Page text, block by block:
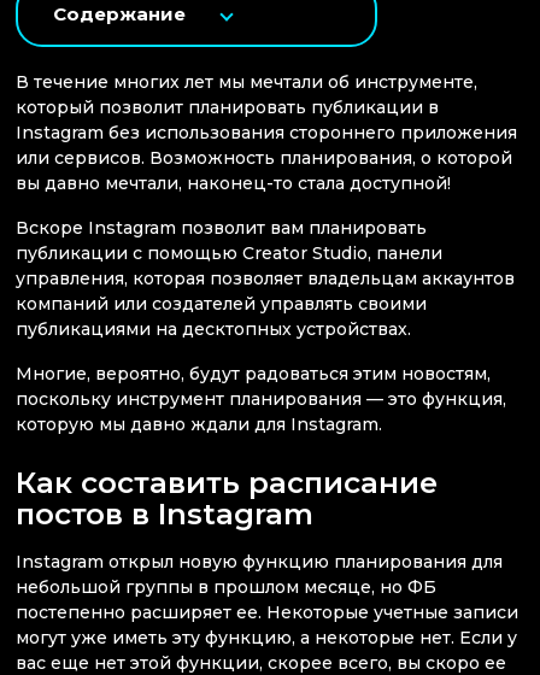
Содержание
В течение многих лет мы мечтали об инструменте,
который позволит планировать публикации в
Instagram без использования стороннего приложения
или сервисов. Возможность планирования, о которой
вы давно мечтали, наконец-то стала доступной!
Вскоре Instagram позволит вам планировать
публикации с помощью Creator Studio, панели
управления, которая позволяет владельцам аккаунтов
компаний или создателей управлять своими
публикациями на десктопных устройствах.
Многие, вероятно, будут радоваться этим новостям,
поскольку инструмент планирования — это функция,
которую мы давно ждали для Instagram.
Как составить расписание
постов в Instagram
Instagram открыл новую функцию планирования для
небольшой группы в прошлом месяце, но ФБ
постепенно расширяет ее. Некоторые учетные записи
могут уже иметь эту функцию, а некоторые нет. Если у
вас еще нет этой функции, скорее всего, вы скоро ее